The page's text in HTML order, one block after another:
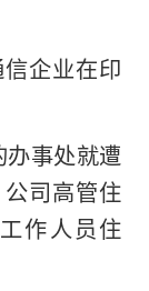
企业在印
事处就遭
司高管住
作人员住